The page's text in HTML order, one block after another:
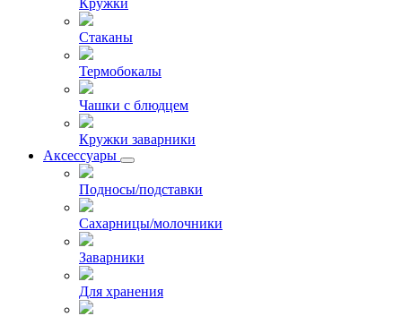
Кружки
Стаканы
Термобокалы
Чашки с блюдцем
Кружки заварники
Аксессуары
Подносы/подставки
Сахарницы/молочники
Заварники
Для хранения